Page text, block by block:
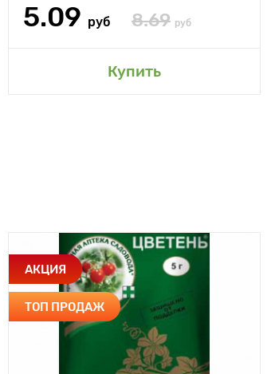
5.09 руб 8.69 руб
Купить
АКЦИЯ
ТОП ПРОДАЖ